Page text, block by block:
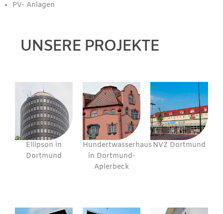
PV- Anlagen
UNSERE PROJEKTE
Ellipson in
Dortmund
Hundertwasserhaus
in Dortmund-
Aplerbeck
NVZ Dortmund